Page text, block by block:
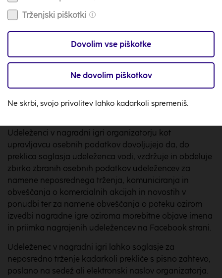
Organizator bo nagrada nagrajencem posredoval po
pošti najkasneje do 19. 4. 2018 oziroma v roku osmih dni
od prejema popolnih podatkov s strani nagrajenca.
Število dejansko odposlanih nagrad je lahko manjše
ki preprečujejo podelitev nagrade izžrebanim
nagrajencem.
Udeleženci v nagradni igri organizatorju kot
upravljavcu osebnih podatkov dovoljujejo da, do
preklica soglasja udeleženca vodi, vzdržuje in obdeluje
zbirko zbranih osebnih podatkov udeležencev za
namene neposrednega trženja, komuniciranja in
obveščanja o komercialnih akcijah in novostih v
ponudbi ter za namene obveščanja o poteku ozirom
izvedbi nagradne igre oziroma morebitne objave imena
in priimka nagrajenih udeležencev na Facebook strani.
Udeleženec v nagradni igri lahko soglasje za
neposredno trženje kadarkoli prekliče s pisno zahtevo,
poslano na sedež ali elektronski naslov organizatorja.
Trženjski piškotki
Dovolim vse piškotke
Ne dovolim piškotkov
Ne skrbi, svojo privolitev lahko kadarkoli spremeniš.